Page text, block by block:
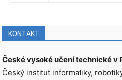
KONTAKT
České vysoké učení technické v
Český institut informatiky,